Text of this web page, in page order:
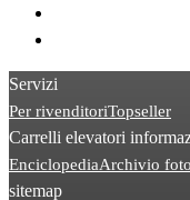
Servizi
Per rivenditoriTopseller
Carrelli elevatori
EnciclopediaArchivio foto
sitemap